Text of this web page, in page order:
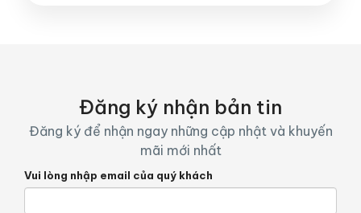
Đăng ký nhận bản tin
Đăng ký để nhận ngay những cập nhật và khuyến
mãi mới nhất
Vui lòng nhập email của quý khách